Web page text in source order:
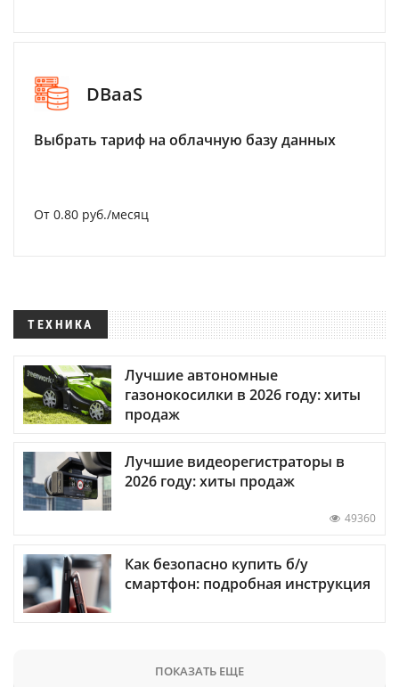
DBaaS
Выбрать тариф на облачную базу данных
От 0.80 руб./месяц
ТЕХНИКА
Лучшие автономные
газонокосилки в 2026 году: хиты
продаж
Лучшие видеорегистраторы в
2026 году: хиты продаж
49360
Как безопасно купить б/у
смартфон: подробная инструкция
ПОКАЗАТЬ ЕЩЕ